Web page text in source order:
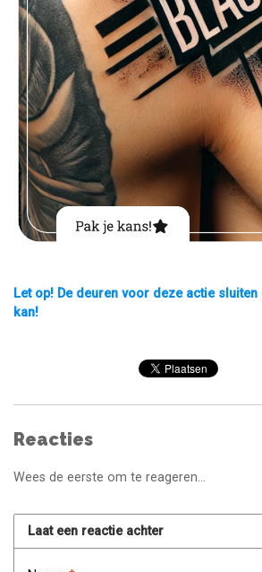
Let op! De deuren voor deze actie
kan!
Reacties
Wees de eerste om te reageren...
Laat een reactie achter